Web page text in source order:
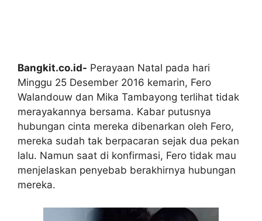
Bangkit.co.id- Perayaan Natal pada hari
Minggu 25 Desember 2016 kemarin, Fero
Walandouw dan Mika Tambayong terlihat tidak
merayakannya bersama. Kabar putusnya
hubungan cinta mereka dibenarkan oleh Fero,
mereka sudah tak berpacaran sejak dua pekan
lalu. Namun saat di konfirmasi, Fero tidak mau
menjelaskan penyebab berakhirnya hubungan
mereka.